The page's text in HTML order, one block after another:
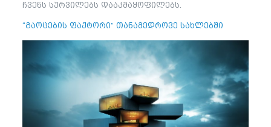
ჩვენს სურვილებს დააკმაყოფილებს.
“გაოცების ფაქტორი” თანამედროვე სახლებში